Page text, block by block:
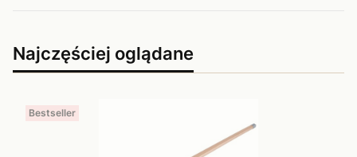
Najczęściej oglądane
Bestseller